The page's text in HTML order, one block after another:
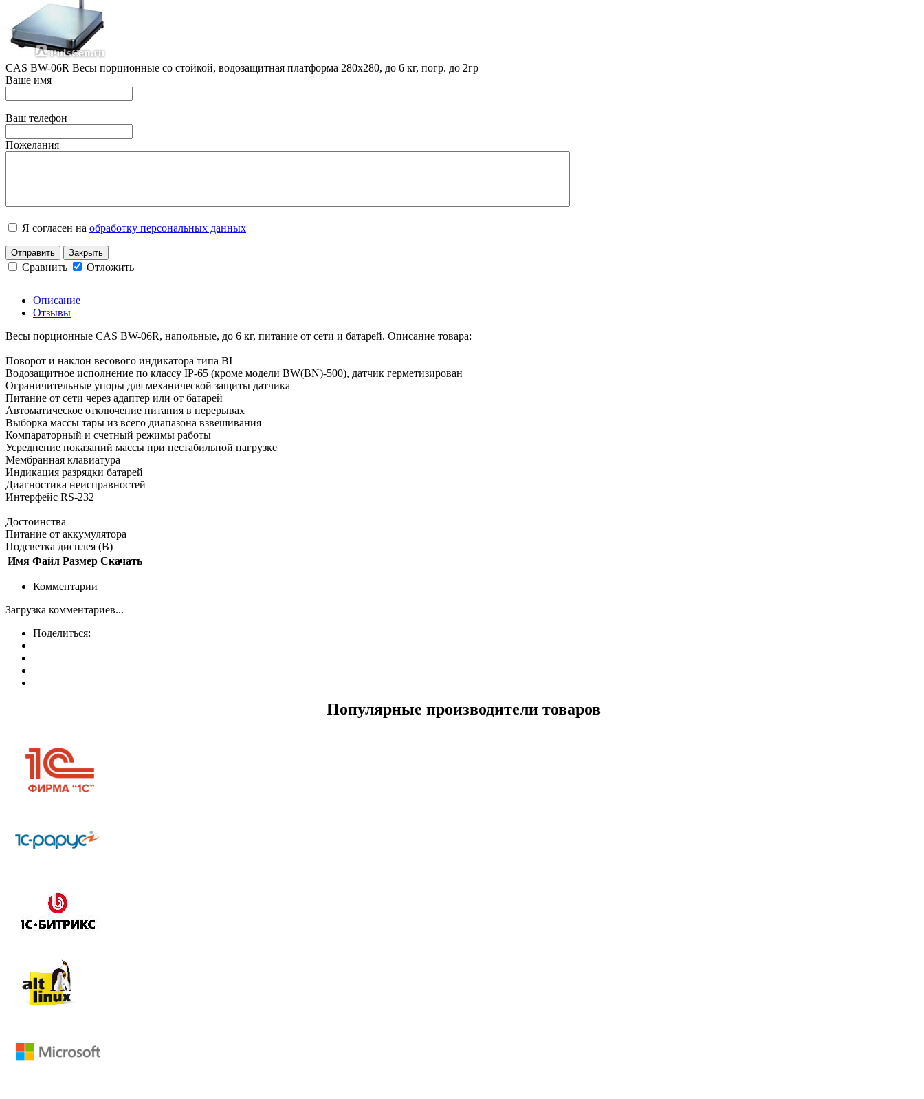
CAS BW-06R Весы порционные со стойкой, водозащитная платформа 280х280, до 6 кг, погр. до 2гр
Ваше имя
Ваш телефон
Пожелания
Я согласен на обработку персональных данных
Отправить Закрыть
Сравнить Отложить
Описание
Отзывы
Весы порционные CAS BW-06R, напольные, до 6 кг, питание от сети и батарей. Описание товара:
Поворот и наклон весового индикатора типа BI
Водозащитное исполнение по классу IP-65 (кроме модели BW(BN)-500), датчик герметизирован
Ограничительные упоры для механической защиты датчика
Питание от сети через адаптер или от батарей
Автоматическое отключение питания в перерывах
Выборка массы тары из всего диапазона взвешивания
Компараторный и счетный режимы работы
Усреднение показаний массы при нестабильной нагрузке
Мембранная клавиатура
Индикация разрядки батарей
Диагностика неисправностей
Интерфейс RS-232
Достоинства
Питание от аккумулятора
Подсветка дисплея (В)
Имя Файл Размер Скачать
Комментарии
Загрузка комментариев...
Поделиться:
Популярные производители товаров